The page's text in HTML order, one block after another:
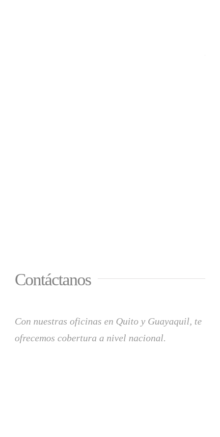
Contáctanos
Con nuestras oficinas en Quito y Guayaquil, te
ofrecemos cobertura a nivel nacional.